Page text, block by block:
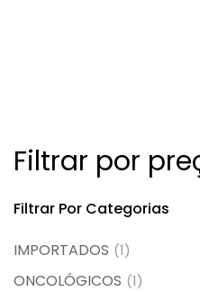
Filtrar por
Filtrar Por Categorias
IMPORTADOS (1)
ONCOLÓGICOS (1)